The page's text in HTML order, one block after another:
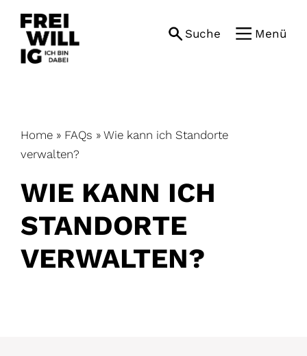
content
Suche Menü
Home » FAQs » Wie kann ich Standorte
verwalten?
WIE KANN ICH
STANDORTE
VERWALTEN?